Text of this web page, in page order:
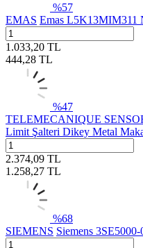
%57
EMAS Emas L5K13MIM311
1.033,20 TL
444,28 TL
%47
TELEMECANIQUE
Limit Şalteri Dikey Metal
2.374,09 TL
1.258,27 TL
%68
SIEMENS Siemens